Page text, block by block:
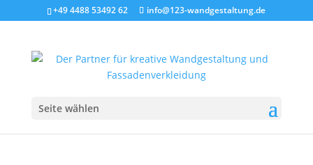
+49 4488 53492 62 info@123-wandgestaltung.de
Seite wählen